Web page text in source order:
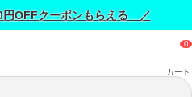
OFFクーポンもらえる ／
カート